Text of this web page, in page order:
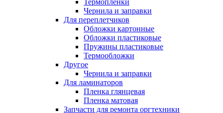
Термопленки
Чернила и заправки
Для переплетчиков
Обложки картонные
Обложки пластиковые
Пружины пластиковые
Термообложки
Другое
Чернила и заправки
Для ламинаторов
Пленка глянцевая
Пленка матовая
Запчасти для ремонта оргтехники